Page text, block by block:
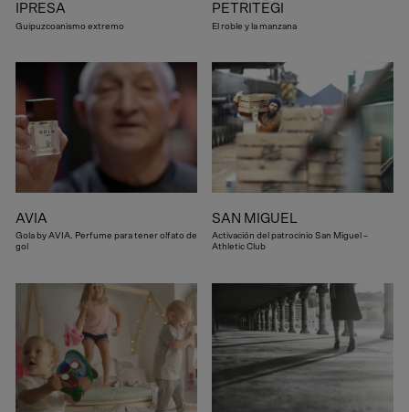
IPRESA
Guipuzcoanismo extremo
PETRITEGI
El roble y la manzana
AVIA
Gola by AVIA. Perfume para tener olfato de
gol
SAN MIGUEL
Activación del patrocinio San Miguel –
Athletic Club